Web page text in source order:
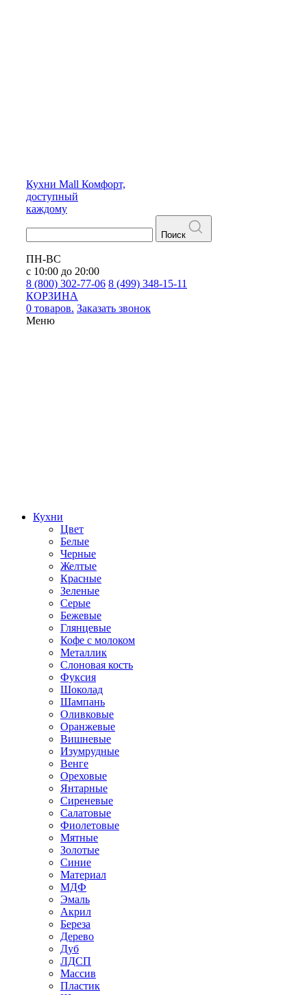
Кухни Mall Комфорт,
доступный
каждому
Поиск
ПН-ВС
с 10:00 до 20:00
8 (800) 302-77-06 8 (499) 348-15-11
КОРЗИНА
0 товаров. Заказать звонок
Меню
Кухни
Цвет
Белые
Черные
Желтые
Красные
Зеленые
Серые
Бежевые
Глянцевые
Кофе с молоком
Металлик
Слоновая кость
Фуксия
Шоколад
Шампань
Оливковые
Оранжевые
Вишневые
Изумрудные
Венге
Ореховые
Янтарные
Сиреневые
Салатовые
Фиолетовые
Мятные
Золотые
Синие
Материал
МДФ
Эмаль
Акрил
Береза
Дерево
Дуб
ЛДСП
Массив
Пластик